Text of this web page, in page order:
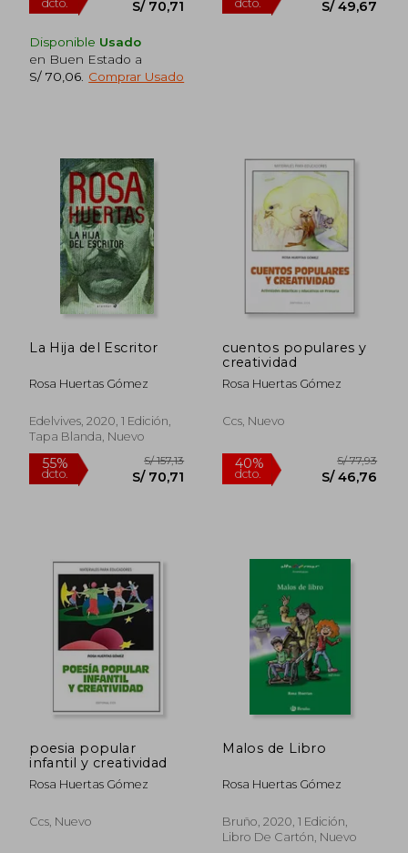
55%
dcto. S/ 70,71
Disponible Usado
en Buen Estado a
S/ 70,06 Comprar Usado
55%
dcto.
La Hija del Escritor
Rosa Huertas Gómez
Edelvives, 2020, 1 Edición,
Tapa Blanda, Nuevo
dcto.
cuentos populares y
creatividad
Rosa Huertas Gómez
Ccs, Nuevo
dcto.
poesia popular
infantil y creatividad
Rosa Huertas Gómez
Ccs, Nuevo
Malos de Libro
Rosa Huertas Gómez
Bruño, 2020, 1 Edición,
Libro De Cartón, Nuevo